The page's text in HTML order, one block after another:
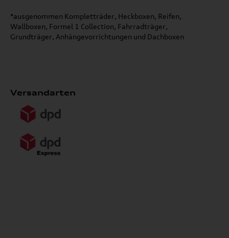
*ausgenommen Kompletträder, Heckboxen, Reifen,
Wallboxen, Formel 1 Collection, Fahrradträger,
Grundträger, Anhängevorrichtungen und Dachboxen
Versandarten